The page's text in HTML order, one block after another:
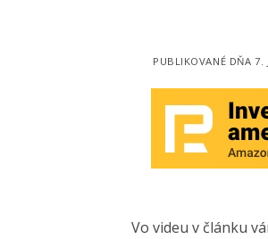
PUBLIKOVANÉ DŇA 7.
Vo videu v článku